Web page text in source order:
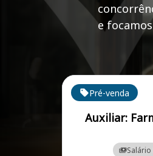
e
Cursos em destaque
Pré-venda
Auxiliar:
Salário